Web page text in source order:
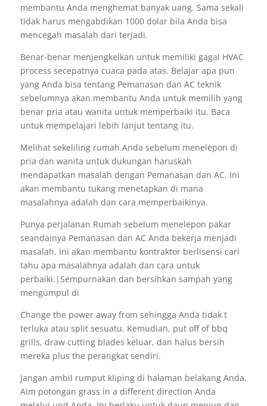
membantu Anda menghemat banyak uang. Sama sekali
tidak harus mengabdikan 1000 dolar bila Anda bisa
mencegah masalah dari terjadi.
Benar-benar menjengkelkan untuk memiliki gagal HVAC
process secepatnya cuaca pada atas. Belajar apa pun
yang Anda bisa tentang Pemanasan dan AC teknik
sebelumnya akan membantu Anda untuk memilih yang
benar pria atau wanita untuk memperbaiki itu. Baca
untuk mempelajari lebih lanjut tentang itu.
Melihat sekeliling rumah Anda sebelum menelepon di
pria dan wanita untuk dukungan haruskah
mendapatkan masalah dengan Pemanasan dan AC. Ini
akan membantu tukang menetapkan di mana
masalahnya adalah dan cara memperbaikinya.
Punya perjalanan Rumah sebelum menelepon pakar
seandainya Pemanasan dan AC Anda bekerja menjadi
masalah. Ini akan membantu kontraktor berlisensi cari
tahu apa masalahnya adalah dan cara untuk
perbaiki.|Sempurnakan dan bersihkan sampah yang
mengumpul di
Change the power away from sehingga Anda tidak t
terluka atau split sesuatu. Kemudian, put off of bbq
grills, draw cutting blades keluar, dan halus bersih
mereka plus the perangkat sendiri.
Jangan ambil rumput kliping di halaman belakang Anda.
Aim potongan grass in a different direction Anda